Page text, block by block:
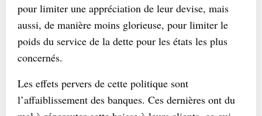
pour limiter une appréciation de leur devise, mais
aussi, de manière moins glorieuse, pour limiter le
poids du service de la dette pour les états les plus
concernés.
Les effets pervers de cette politique sont
l’affaiblissement des banques. Ces dernières ont du